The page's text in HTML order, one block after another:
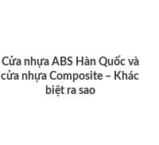
Cửa nhựa ABS Hàn Quốc và
cửa nhựa Composite – Khác
biệt ra sao